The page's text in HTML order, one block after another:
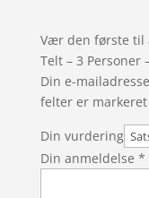
Vær den første til
Telt – 3 Personer
Din e-
felter er
Din vurdering
Din anmeldelse *